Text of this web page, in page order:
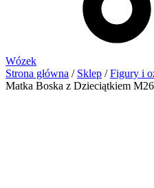
Wózek
Strona główna / Sklep /Figury i
Matka Boska z Dzieciątkiem M26